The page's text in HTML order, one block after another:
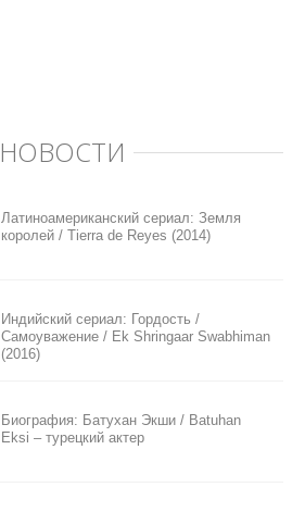
НОВОСТИ
Латиноамериканский сериал: Земля
королей / Tierra de Reyes (2014)
Индийский сериал: Гордость /
Самоуважение / Ek Shringaar Swabhiman
(2016)
Биография: Батухан Экши / Batuhan
Eksi – турецкий актер